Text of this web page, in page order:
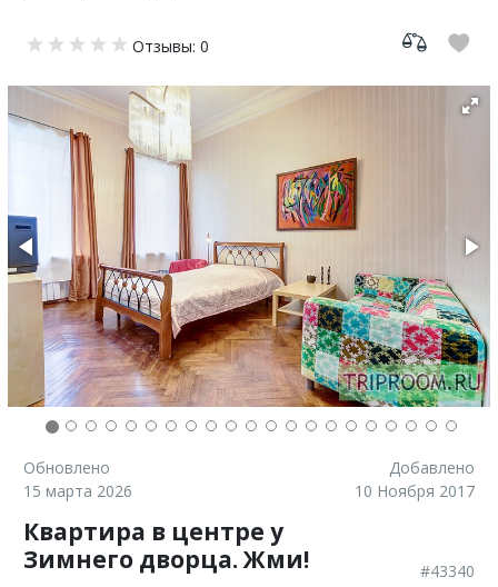
объявление
Сравнение
Отзывы: 0
Обновлено
15 марта 2026
Добавлено
10 Ноября 2017
Квартира в центре у
Зимнего дворца. Жми!
#43340